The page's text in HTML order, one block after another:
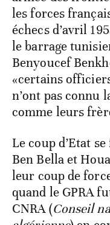
les forces
échecs d’avril
le barrage
Benyoucef
«certains
n’ont pas connu
comme leurs
Le coup d’Etat
Ben Bella et
leur coup de
quand le GPRA
CNRA (Conseil